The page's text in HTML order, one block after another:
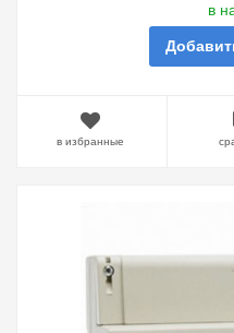
в
в избранные